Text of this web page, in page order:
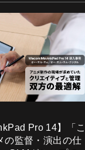
Pro 14】「こ
の監督・演出の仕